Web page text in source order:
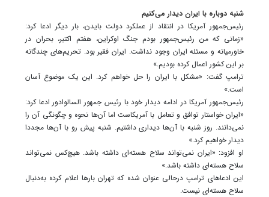
شنبه دوباره با ایران دیدار می‌کنیم
رئیس‌جمهور آمریکا در انتقاد از عملکرد دولت بایدن، بار دیگر ادعا کرد:
«زمانی که من رئیس‌جمهور بودم جنگ اوکراین، هفتم اکتبر، بحران در
خاورمیانه و مسئله ایران وجود نداشت. ایران فقیر بود. تحریم‌های چندگانه
بر این کشور اعمال کرده بودیم.»
ترامپ گفت: «مشکل با ایران را حل خواهم کرد. این یک موضوع آسان
است.»
رئیس‌جمهور آمریکا در ادامه دیدار خود با رئیس جمهور السالوادور ادعا کرد:
«ایران خواستار توافق و تعامل با آمریکاست اما آن‌ها نحوه و چگونگی آن را
نمی‌دانند. روز شنبه با آن‌ها دیداری داشتیم. شنبه پیش رو با آن‌ها مجددا
دیدار خواهیم کرد.»
او افزود: «ایران نمی‌تواند سلاح هسته‌ای داشته باشد. هیچ‌کس نمی‌تواند
سلاح هسته‌ای داشته باشد.»
این ادعاهای ترامپ درحالی عنوان شده که تهران بارها اعلام کرده به‌دنبال
سلاح هسته‌ای نیست.